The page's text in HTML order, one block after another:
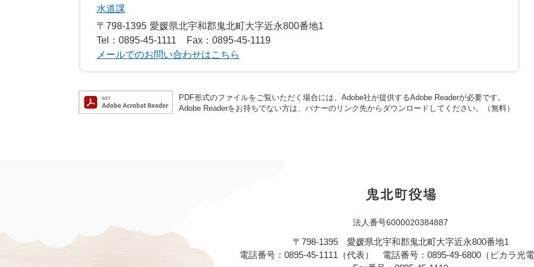
水道課
〒798-1395 愛媛県北宇和郡鬼北町大字近永800番地1
Tel：0895-45-1111
Fax：0895-45-1119
メールでのお問い合わせはこちら
PDF形式のファイルをご覧いただく場合には、Adobe社が提供するAdobe Readerが必要です。
Adobe Readerをお持ちでない方は、バナーのリンク先からダウンロードしてください。（無料）
法人番号6000020384887
〒798-1395 愛媛県北宇和郡鬼北町大字近永800番地1
電話番号：0895-45-1111（代表） 電話番号：0895-49-6800（ピカラ